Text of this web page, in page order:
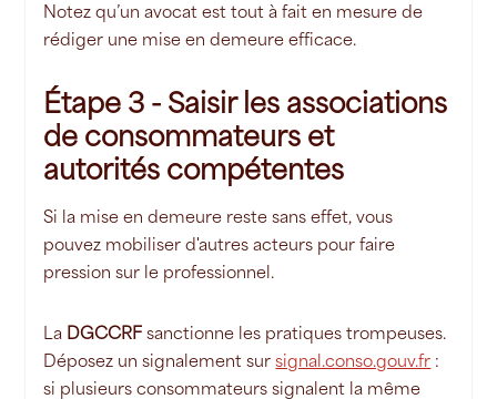
Notez qu’un avocat est tout à fait en mesure de
rédiger une mise en demeure efficace.
Étape 3 - Saisir les associations
de consommateurs et
autorités compétentes
Si la mise en demeure reste sans effet, vous
pouvez mobiliser d'autres acteurs pour faire
pression sur le professionnel.
La DGCCRF sanctionne les pratiques trompeuses.
Déposez un signalement sursignal.conso.gouv.fr :
si plusieurs consommateurs signalent la même